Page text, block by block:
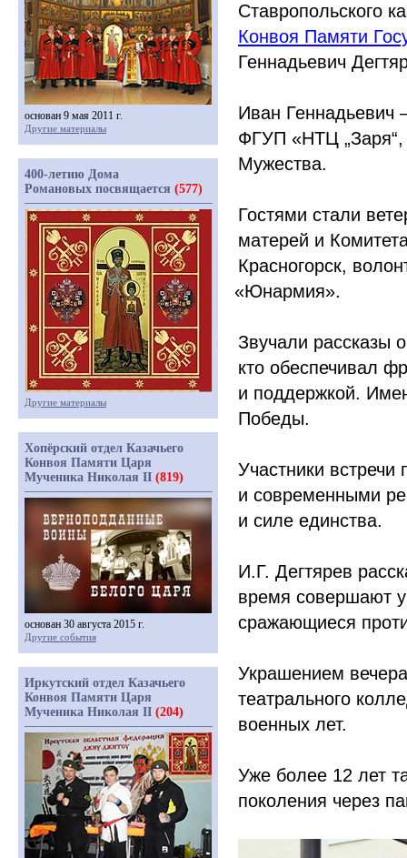
Ставропольского
Конвоя Памяти
Геннадьевич
Иван Геннадьевич
ФГУП «НТЦ
Мужества.
Гостями стали
матерей и
Красногорск,
«Юнармия».
Звучали рассказы
кто обеспечивал
и поддержкой.
Победы.
Участники
и современными
и силе единства.
И.Г. Дегтярев
время совершают
сражающиеся
Украшением
театрального
военных лет.
Уже более 12 лет
поколения через
основан 9 мая 2011 г.
Другие материалы
400-летию Дома
Романовых посвящается (577)
Другие материалы
Хопёрский отдел Казачьего
Конвоя Памяти Царя
Мученика Николая II (819)
основан 30 августа 2015 г.
Другие события
Иркутский отдел Казачьего
Конвоя Памяти Царя
Мученика Николая II (204)